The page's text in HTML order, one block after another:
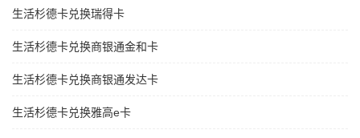
生活杉德卡兑换瑞得卡
生活杉德卡兑换商银通金和卡
生活杉德卡兑换商银通发达卡
生活杉德卡兑换雅高e卡